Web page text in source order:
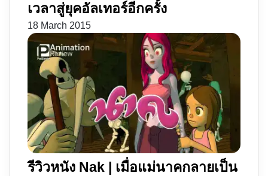
เวลาสู่ยุคอัลเทอร์อีกครั้ง
18 March 2015
รีวิวหนัง Nak | เมื่อแม่นาคกลายเป็น